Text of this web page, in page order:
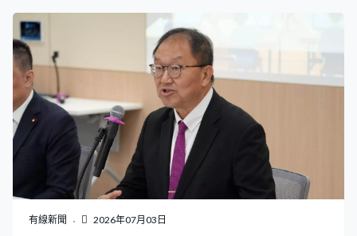
按輸入鍵開始搜尋
有線新聞 2026年07月03日